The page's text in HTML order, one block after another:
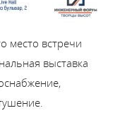
встречи
выставка